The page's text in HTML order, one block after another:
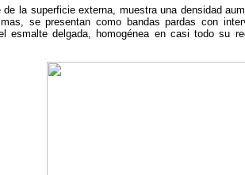
de la superficie externa, muestra una densidad
se presentan como bandas pardas con
esmalte delgada, homogénea en casi todo su